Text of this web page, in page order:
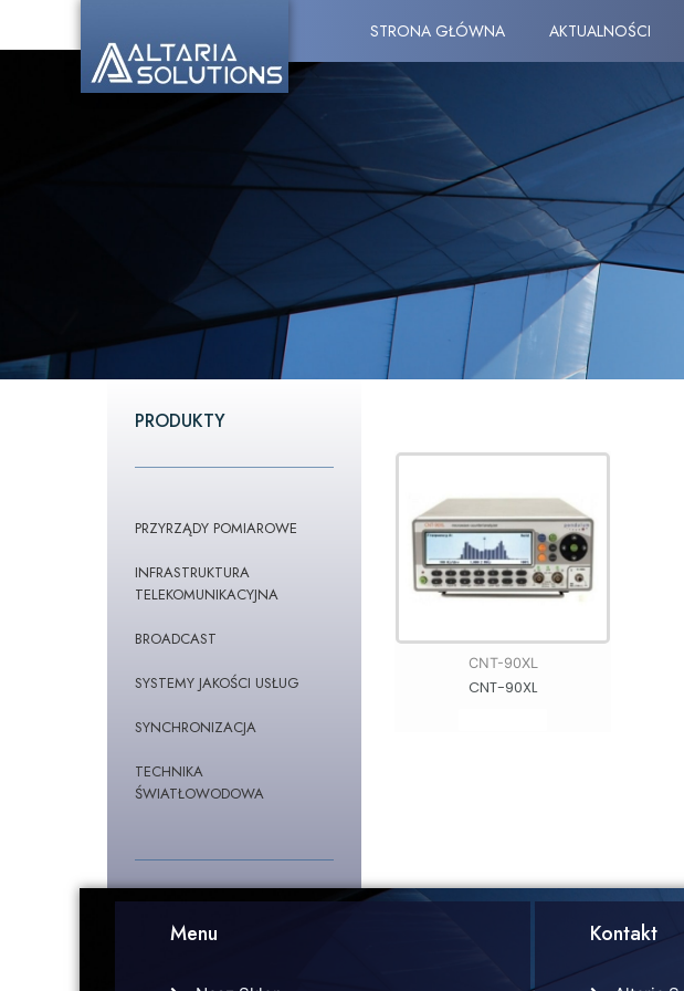
STRONA GŁÓWNA AKTUALNOŚCI
PRODUKTY
PRZYRZĄDY POMIAROWE
INFRASTRUKTURA
TELEKOMUNIKACYJNA
BROADCAST
SYSTEMY JAKOŚCI USŁUG
SYNCHRONIZACJA
TECHNIKA
ŚWIATŁOWODOWA
CNT-90XL
CNT-90XL
Menu Kontakt